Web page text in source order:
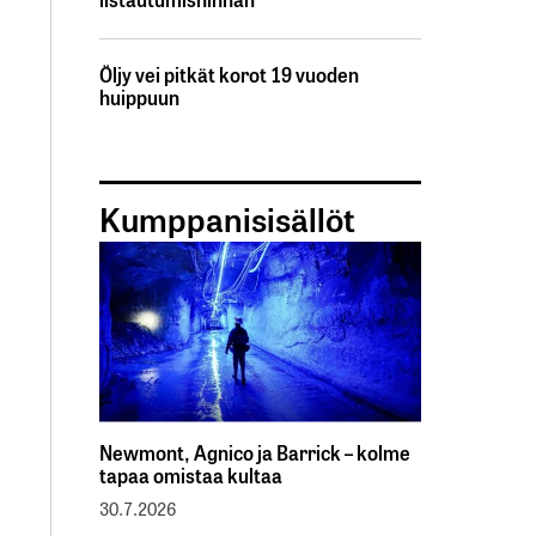
Öljy vei pitkät korot 19 vuoden
huippuun
Kumppanisisällöt
Newmont, Agnico ja Barrick – kolme
tapaa omistaa kultaa
30.7.2026